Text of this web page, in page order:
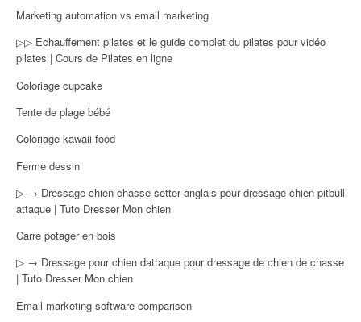
Marketing automation vs email marketing
▷▷ Echauffement pilates et le guide complet du pilates pour vidéo
pilates | Cours de Pilates en ligne
Coloriage cupcake
Tente de plage bébé
Coloriage kawaii food
Ferme dessin
▷ → Dressage chien chasse setter anglais pour dressage chien pitbull
attaque | Tuto Dresser Mon chien
Carre potager en bois
▷ → Dressage pour chien dattaque pour dressage de chien de chasse
| Tuto Dresser Mon chien
Email marketing software comparison